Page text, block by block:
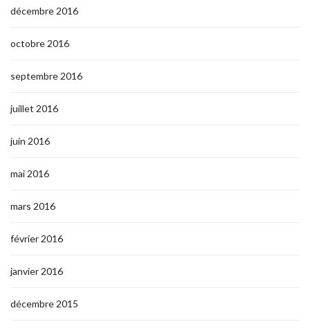
décembre 2016
octobre 2016
septembre 2016
juillet 2016
juin 2016
mai 2016
mars 2016
février 2016
janvier 2016
décembre 2015